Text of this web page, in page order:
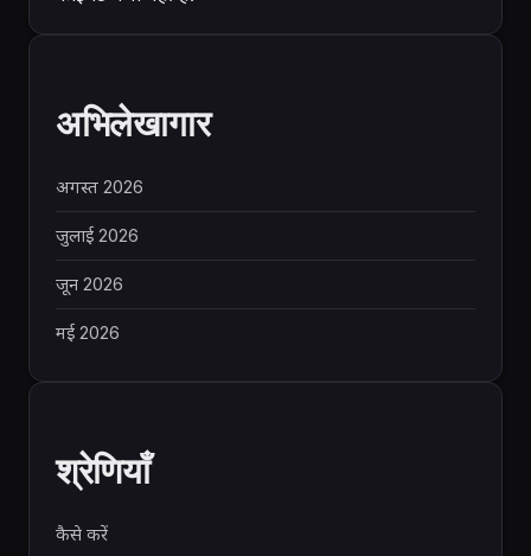
अभिलेखागार
अगस्त 2026
जुलाई 2026
जून 2026
मई 2026
श्रेणियाँ
कैसे करें